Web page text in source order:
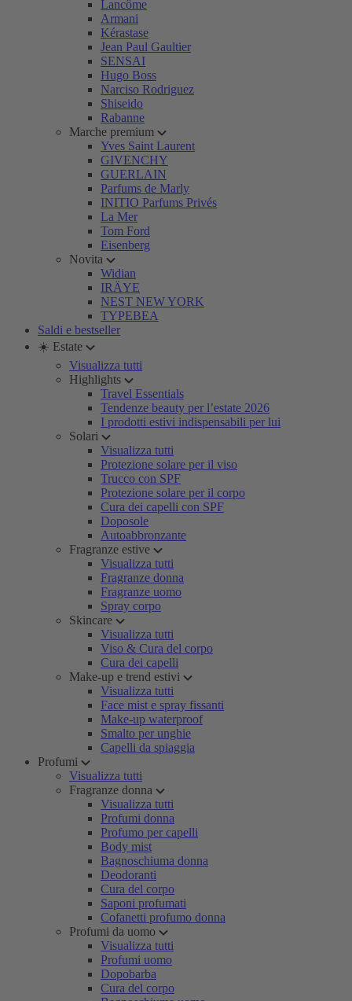
Lancôme
Armani
Kérastase
Jean Paul Gaultier
SENSAI
Hugo Boss
Narciso Rodriguez
Shiseido
Rabanne
Marche premium
Yves Saint Laurent
GIVENCHY
GUERLAIN
Parfums de Marly
INITIO Parfums Privés
La Mer
Tom Ford
Eisenberg
Novita
Widian
IRÄYE
NEST NEW YORK
TYPEBEA
Saldi e bestseller
☀️ Estate
Visualizza tutti
Highlights
Travel Essentials
Tendenze beauty per l’estate 2026
I prodotti estivi indispensabili per lui
Solari
Visualizza tutti
Protezione solare per il viso
Trucco con SPF
Protezione solare per il corpo
Cura dei capelli con SPF
Doposole
Autoabbronzante
Fragranze estive
Visualizza tutti
Fragranze donna
Fragranze uomo
Spray corpo
Skincare
Visualizza tutti
Viso & Cura del corpo
Cura dei capelli
Make-up e trend estivi
Visualizza tutti
Face mist e spray fissanti
Make-up waterproof
Smalto per unghie
Capelli da spiaggia
Profumi
Visualizza tutti
Fragranze donna
Visualizza tutti
Profumi donna
Profumo per capelli
Body mist
Bagnoschiuma donna
Deodoranti
Cura del corpo
Saponi profumati
Cofanetti profumo donna
Profumi da uomo
Visualizza tutti
Profumi uomo
Dopobarba
Cura del corpo